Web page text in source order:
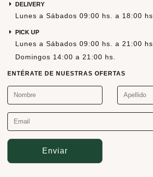
DELIVERY
Lunes a Sábados 09:00 hs. a 18:00 hs.
PICK UP
Lunes a Sábados 09:00 hs. a 21:00 hs.
Domingos 14:00 a 21:00 hs.
ENTÉRATE DE NUESTRAS OFERTAS
Enviar